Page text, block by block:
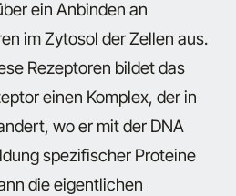
ein Anbinden an
im Zytosol der Zellen aus.
Rezeptoren bildet das
einen Komplex, der in
wo er mit der DNA
spezifischer Proteine
die eigentlichen